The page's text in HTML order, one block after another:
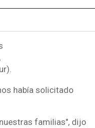
había solicitado
familias", dijo